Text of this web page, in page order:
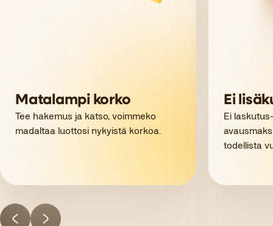
Matalampi korko
Tee hakemus ja katso, voimmeko
madaltaa luottosi nykyistä korkoa.
Ei
Ei
todellista